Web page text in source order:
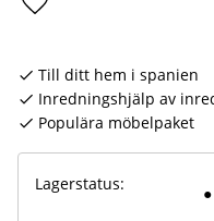
Lägg till i favoriter
Till ditt hem i spanien
Inredningshjälp av
Populära möbelpaket
Lagerstatus